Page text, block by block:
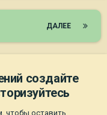
ДАЛЕЕ
создайте
чтобы оставить